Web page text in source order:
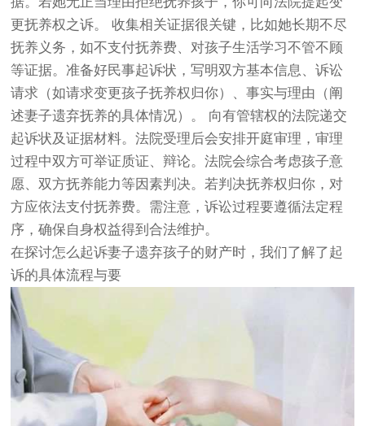
更抚养权之诉。 收集相关证据很关键，比如她长期不尽
抚养义务，如不支付抚养费、对孩子生活学习不管不顾
等证据。准备好民事起诉状，写明双方基本信息、诉讼
请求（如请求变更孩子抚养权归你）、事实与理由（阐
述妻子遗弃抚养的具体情况）。 向有管辖权的法院递交
起诉状及证据材料。法院受理后会安排开庭审理，审理
过程中双方可举证质证、辩论。法院会综合考虑孩子意
愿、双方抚养能力等因素判决。若判决抚养权归你，对
方应依法支付抚养费。需注意，诉讼过程要遵循法定程
序，确保自身权益得到合法维护。
在探讨怎么起诉妻子遗弃孩子的财产时，我们了解了起
诉的具体流程与要